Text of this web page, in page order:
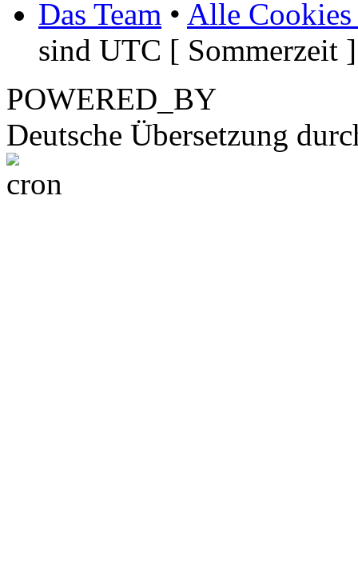
Das Team • Alle Cookies
sind UTC [ Sommerzeit ]
POWERED_BY
Deutsche Übersetzung